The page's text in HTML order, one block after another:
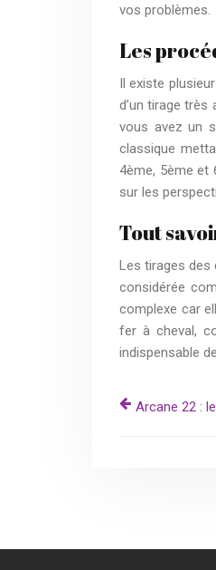
vos problèmes.
Les
Il existe
d’un tirage
vous avez un
classique
4ème, 5ème et
sur les
Tout
Les tirages des
considérée
complexe car
fer à cheval,
indispensable
Arcane 22 :